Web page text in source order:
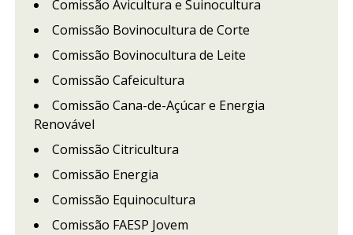
Comissão Avicultura e Suinocultura
Comissão Bovinocultura de Corte
Comissão Bovinocultura de Leite
Comissão Cafeicultura
Comissão Cana-de-Açúcar e Energia
Renovável
Comissão Citricultura
Comissão Energia
Comissão Equinocultura
Comissão FAESP Jovem